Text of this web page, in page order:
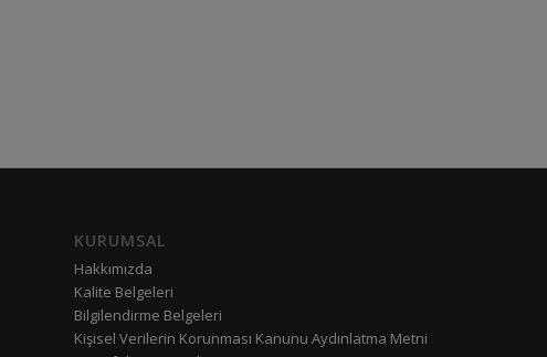
KURUMSAL
Hakkımızda
Kalite Belgeleri
Bilgilendirme Belgeleri
Kişisel Verilerin Korunması Kanunu Aydınlatma Metni